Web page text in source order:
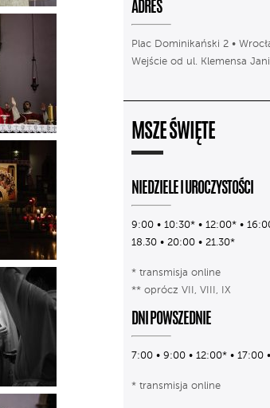
ADRES
Plac Dominikański 2 •
Wejście od ul. Klemensa
MSZE ŚWIĘTE
NIEDZIELE I UROCZYSTOŚCI
9:00 • 10:30* • 12:00* •
18.30 • 20:00 • 21.30*
* transmisja online
** oprócz VII, VIII, IX
DNI POWSZEDNIE
7:00 • 9:00 • 12:00* • 17:00
* transmisja online